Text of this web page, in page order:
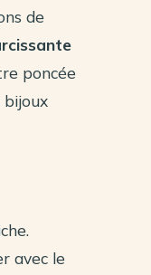
de
poncée
bijoux
avec le